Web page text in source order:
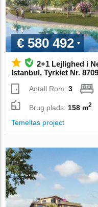
€ 580 492
2+1 Lejlighed i
Istanbul, Tyrkiet Nr.
Antall Rom:3
Brug plads: 158 m2
Temeltas project